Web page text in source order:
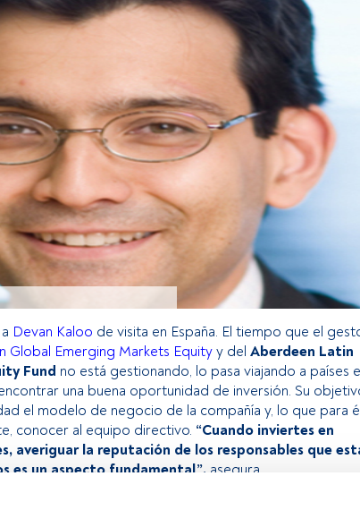
Devan Kaloo de visita en España. El tiempo que el
Global Emerging Markets Equity y del Aberdeen Latin
Fund no está gestionando, lo pasa viajando a países
una buena oportunidad de inversión. Su
el modelo de negocio de la compañía y, lo que para
conocer al equipo directivo. “Cuando inviertes en
averiguar la reputación de los responsables que
es un aspecto fundamental”, asegura.